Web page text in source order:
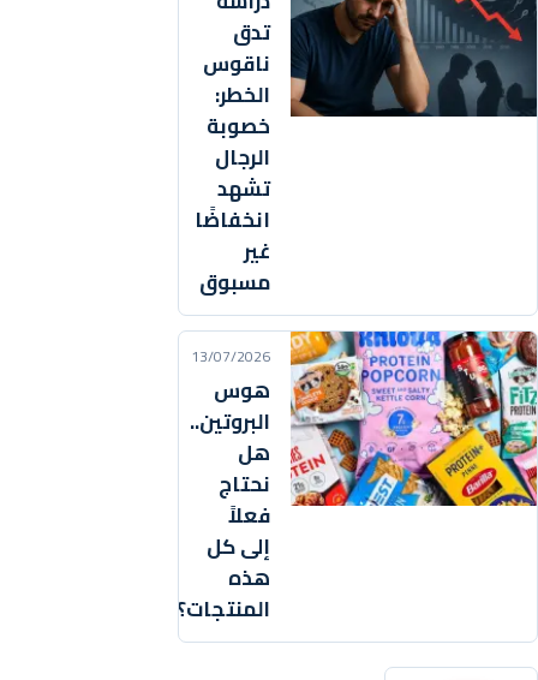
تدق
ناقوس
الخطر:
خصوبة
الرجال
تشهد
انخفاضًا
غير
مسبوق
13/07/2026
هوس
البروتين..
هل
نحتاج
فعلاً
إلى كل
هذه
المنتجات؟